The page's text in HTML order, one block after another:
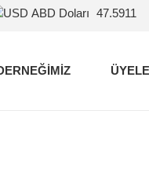
ABD Doları 47.5911